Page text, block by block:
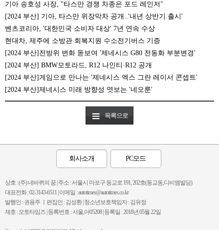
기아 송호성 사장, "타스만 경쟁 차종은 포드 레인저"
[2024 부산] 기아, 타스만 위장막차 공개..'내년 상반기 출시'
벤츠코리아, '대한민국 소비자 대상' 7년 연속 수상
현대차, 제주에 소방관 회복지원 수소전기버스 기증
[2024 부산]전방위 변화 돋보여 '제네시스 G80 전동화 부분변경'
[2024 부산] BMW모토라드, R12 나인티·R12 공개
[2024 부산]게임으로 만나는 '제네시스 엑스 그란 레이서 콘셉트'
[2024 부산]제네시스 미래 방향성 엿보는 '네오룬'
목록으로
회사소개 PC모드
상호 : (주) 네바퀴의 꿈 | 주소 : 서울시 마포구 동교로 191, 202호(동교동,디비엠빌딩)
대표전화 : 02-3143-6511 | 이메일 : autotimes@autotimes.co.kr
발행인 : 권용주 ㅣ편집인 : 김성환 | 청소년보호책임자 : 김유정
제호 : 오토타임즈 | 등록번호 : 서울,아05208 | 등록일 : 2018년 05월 22일